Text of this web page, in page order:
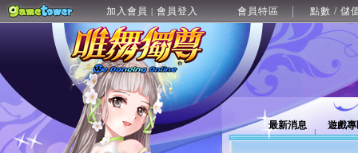
加入會員 | 會員登入 會員特區 點數 / 儲
最新消息 遊戲